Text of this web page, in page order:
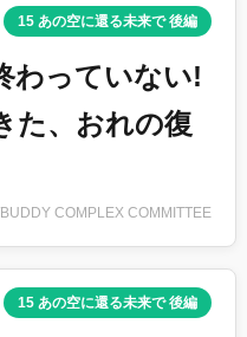
15 あの空に還る未来で 後編
わっていない!
た、おれの復
COMPLEX COMMITTEE
15 あの空に還る未来で 後編